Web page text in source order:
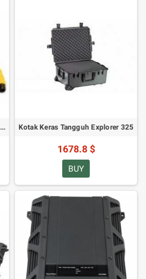
Kabel Daya DC Explorer 325/727 (6M/19.7ft) untuk Sistem 12/24V Kotak Keras Tangguh Explorer 325
1678.8 $
BUY